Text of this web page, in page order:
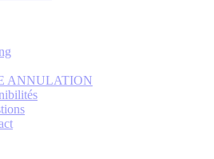
ANNULATION